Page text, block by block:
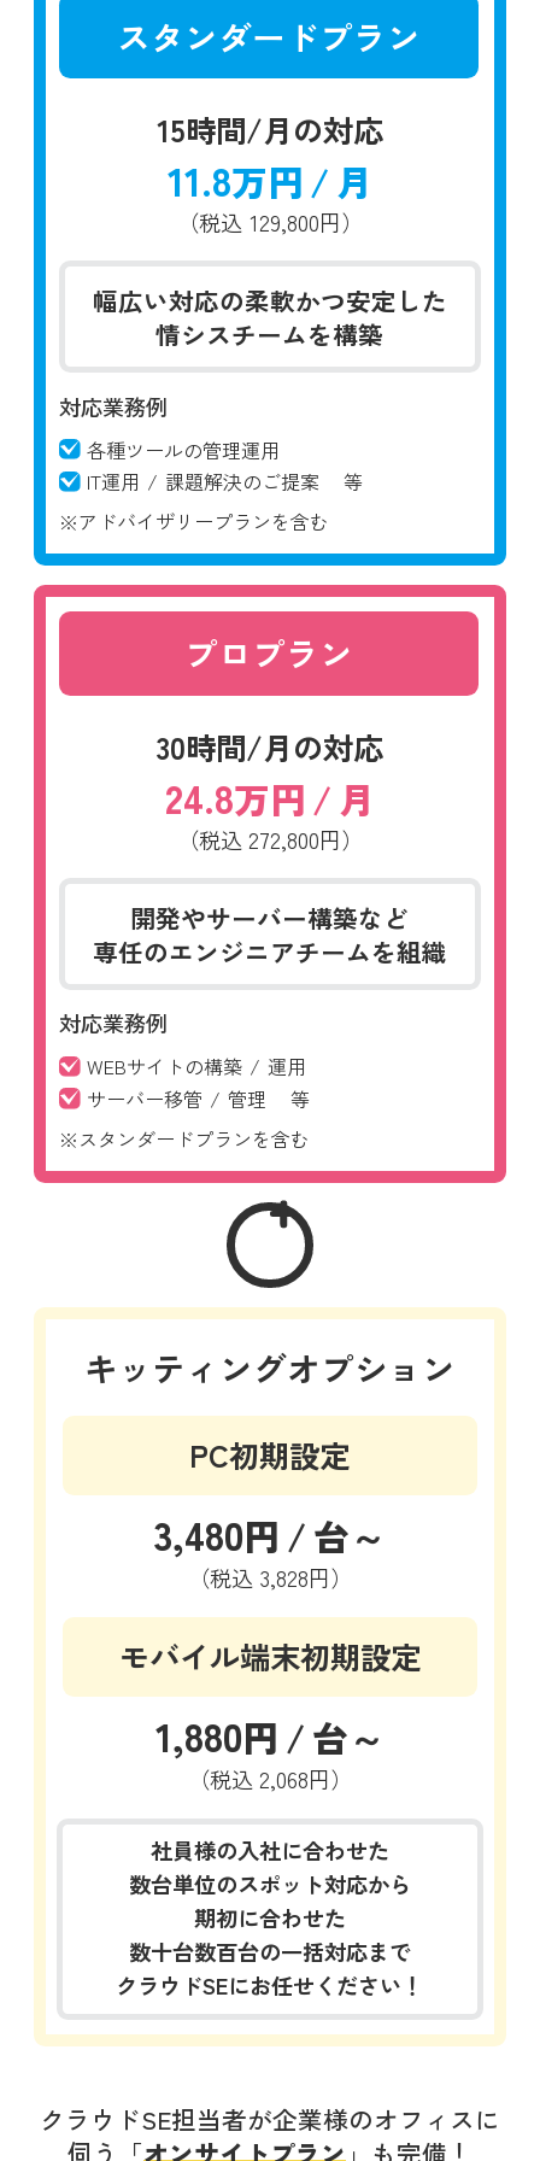
スタンダードプラン
15時間/月の対応
11.8万円/月
（税込 129,800円）
幅広い対応の柔軟かつ安定した
情シスチームを構築
対応業務例
各種ツールの管理運用
IT運用 / 課題解決のご提案
等
※アドバイザリープランを含む
プロプラン
30時間/月の対応
24.8万円/月
（税込 272,800円）
開発やサーバー構築など
専任のエンジニアチームを組織
対応業務例
WEBサイトの構築 / 運用
サーバー移管 / 管理
等
※スタンダードプランを含む
キッティングオプション
PC初期設定
3,480円 /台～
（税込 3,828円）
モバイル端末初期設定
1,880円 /台～
（税込 2,068円）
社員様の入社に合わせた
数台単位のスポット対応から
期初に合わせた
数十台数百台の一括対応まで
クラウドSEにお任せください！
クラウドSE担当者が企業様のオフィスに
伺う「オンサイトプラン」も完備！